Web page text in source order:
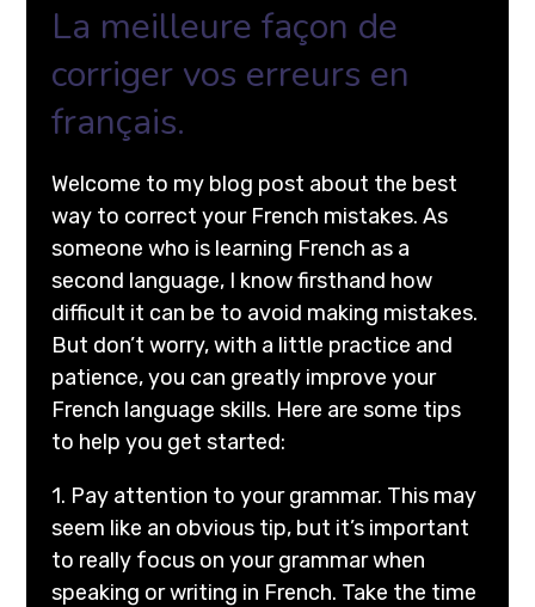
La meilleure façon de
corriger vos erreurs en
français.
Welcome to my blog post about the best
way to correct your French mistakes. As
someone who is learning French as a
second language, I know firsthand how
difficult it can be to avoid making mistakes.
But don’t worry, with a little practice and
patience, you can greatly improve your
French language skills. Here are some tips
to help you get started:
1. Pay attention to your grammar. This may
seem like an obvious tip, but it’s important
to really focus on your grammar when
speaking or writing in French. Take the time